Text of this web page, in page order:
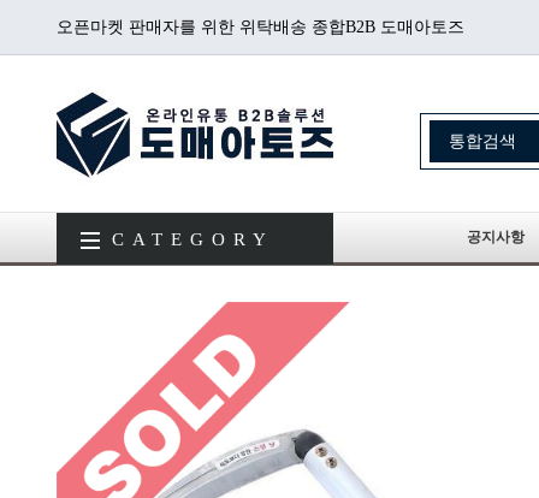
오픈마켓 판매자를 위한 위탁배송 종합B2B 도매아토즈
CATEGORY 공지사항